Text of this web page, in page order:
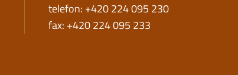
telefon: +420 224 095 230
fax: +420 224 095 233